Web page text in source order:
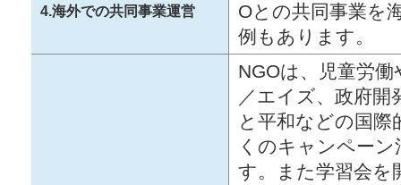
4.海外での共同事業運営
Oとの共同事業を
例もあります。
NGOは、児童労
／エイズ、政府開
と平和などの国際
くのキャンペー
す。また学習会を